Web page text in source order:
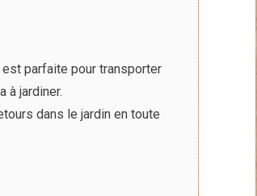
parfaite pour transporter
à jardiner.
dans le jardin en toute